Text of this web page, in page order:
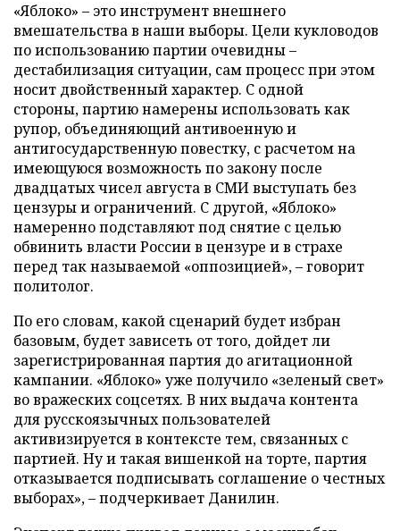
«Яблоко» – это инструмент внешнего
вмешательства в наши выборы. Цели кукловодов
по использованию партии очевидны –
дестабилизация ситуации, сам процесс при этом
носит двойственный характер. С одной
стороны, партию намерены использовать как
рупор, объединяющий антивоенную и
антигосударственную повестку, с расчетом на
имеющуюся возможность по закону после
двадцатых чисел августа в СМИ выступать без
цензуры и ограничений. С другой, «Яблоко»
намеренно подставляют под снятие с целью
обвинить власти России в цензуре и в страхе
перед так называемой «оппозицией», – говорит
политолог.
По его словам, какой сценарий будет избран
базовым, будет зависеть от того, дойдет ли
зарегистрированная партия до агитационной
кампании. «Яблоко» уже получило «зеленый свет»
во вражеских соцсетях. В них выдача контента
для русскоязычных пользователей
активизируется в контексте тем, связанных с
партией. Ну и такая вишенкой на торте, партия
отказывается подписывать соглашение о честных
выборах», – подчеркивает Данилин.